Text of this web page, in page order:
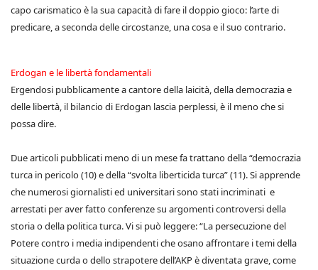
capo carismatico è la sua capacità di fare il doppio gioco: l’arte di
predicare, a seconda delle circostanze, una cosa e il suo contrario.
Erdogan e le libertà fondamentali
Ergendosi pubblicamente a cantore della laicità, della democrazia e
delle libertà, il bilancio di Erdogan lascia perplessi, è il meno che si
possa dire.
Due articoli pubblicati meno di un mese fa trattano della “democrazia
turca in pericolo (10) e della “svolta liberticida turca” (11). Si apprende
che numerosi giornalisti ed universitari sono stati incriminati e
arrestati per aver fatto conferenze su argomenti controversi della
storia o della politica turca. Vi si può leggere: “La persecuzione del
Potere contro i media indipendenti che osano affrontare i temi della
situazione curda o dello strapotere dell’AKP è diventata grave, come